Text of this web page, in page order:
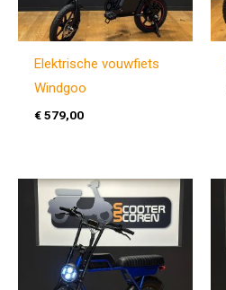
Elektrische vouwfiets
Windgoo
€579,00